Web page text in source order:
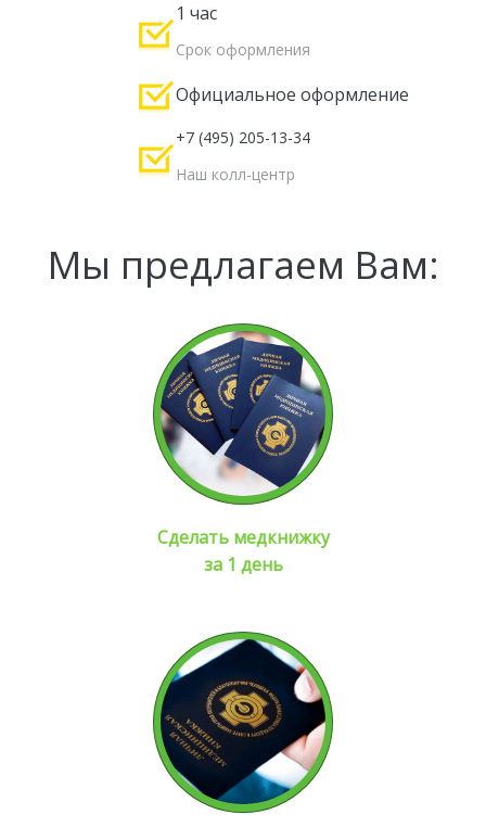
1 час
Срок оформления
Официальное оформление
+7 (495) 205-13-34
Наш колл-центр
Мы предлагаем Вам:
Сделать медкнижку
за 1 день